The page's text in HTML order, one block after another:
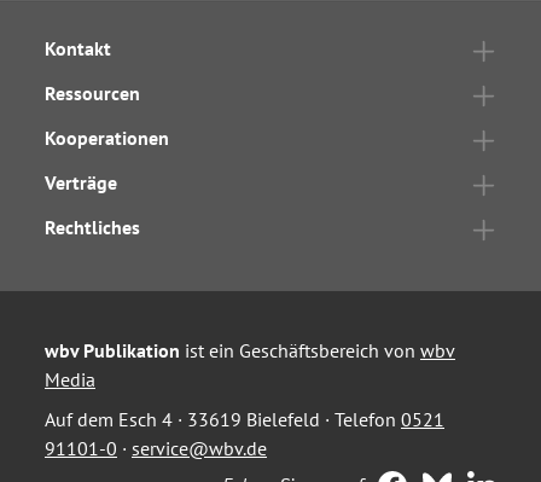
Kontakt
Ressourcen
Kooperationen
Verträge
Rechtliches
wbv Publikation ist ein Geschäftsbereich von wbv
Media
Auf dem Esch 4 · 33619 Bielefeld · Telefon 0521
91101-0 · service@wbv.de